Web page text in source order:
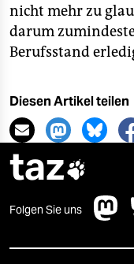
nicht mehr zu
darum
Berufsstand
Diesen Artikel teilen
taz
Folgen Sie uns